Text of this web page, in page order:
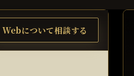
Webについて相談する